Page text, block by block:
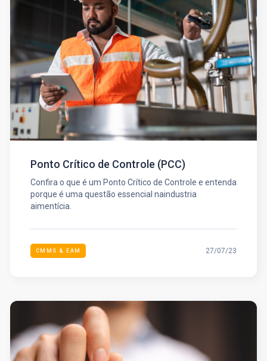
Ponto Crítico de Controle (PCC)
Confira o que é um Ponto Crítico de Controle e entenda
porque é uma questão essencial naindustria
aimentícia.
CMMS & EAM 27/07/23